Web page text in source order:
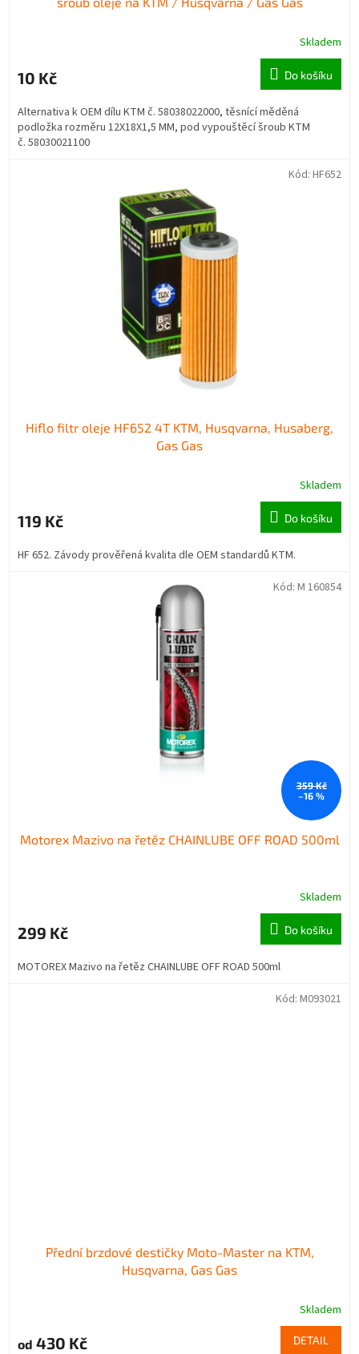
Skladem
10 Kč Do košíku
Alternativa k OEM dílu KTM č. 58038022000, těsnící měděná
podložka rozměru 12X18X1,5 MM, pod vypouštěcí šroub KTM
č. 58030021100
Hiflo filtr oleje HF652 4T KTM, Husqvarna, Husaberg,
Gas Gas
Skladem
119 Kč Do košíku
HF 652. Závody prověřená kvalita dle OEM standardů KTM.
Kód: HF652
359 Kč
–16 %
Motorex Mazivo na řetěz CHAINLUBE OFF ROAD 500ml
Skladem
299 Kč Do košíku
MOTOREX Mazivo na řetěz CHAINLUBE OFF ROAD 500ml
Kód: M 160854
Přední brzdové destičky Moto-Master na KTM,
Husqvarna, Gas Gas
Skladem
od 430 Kč DETAIL
Kód: M093021